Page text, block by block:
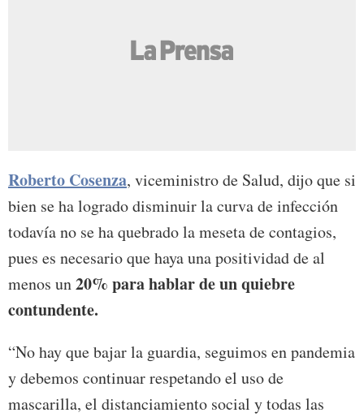
Roberto Cosenza, viceministro de Salud, dijo que si
bien se ha logrado disminuir la curva de infección
todavía no se ha quebrado la meseta de contagios,
pues es necesario que haya una positividad de al
menos un20% para hablar de un quiebre
contundente.
“No hay que bajar la guardia, seguimos en pandemia
y debemos continuar respetando el uso de
mascarilla, el distanciamiento social y todas las